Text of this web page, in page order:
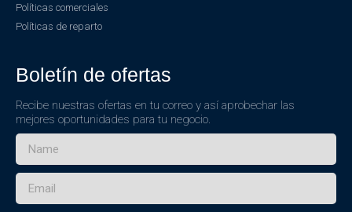
Políticas comerciales
Políticas de reparto
Boletín de ofertas
Recibe nuestras ofertas en tu correo y así aprobechar las
mejores oportunidades para tu negocio.